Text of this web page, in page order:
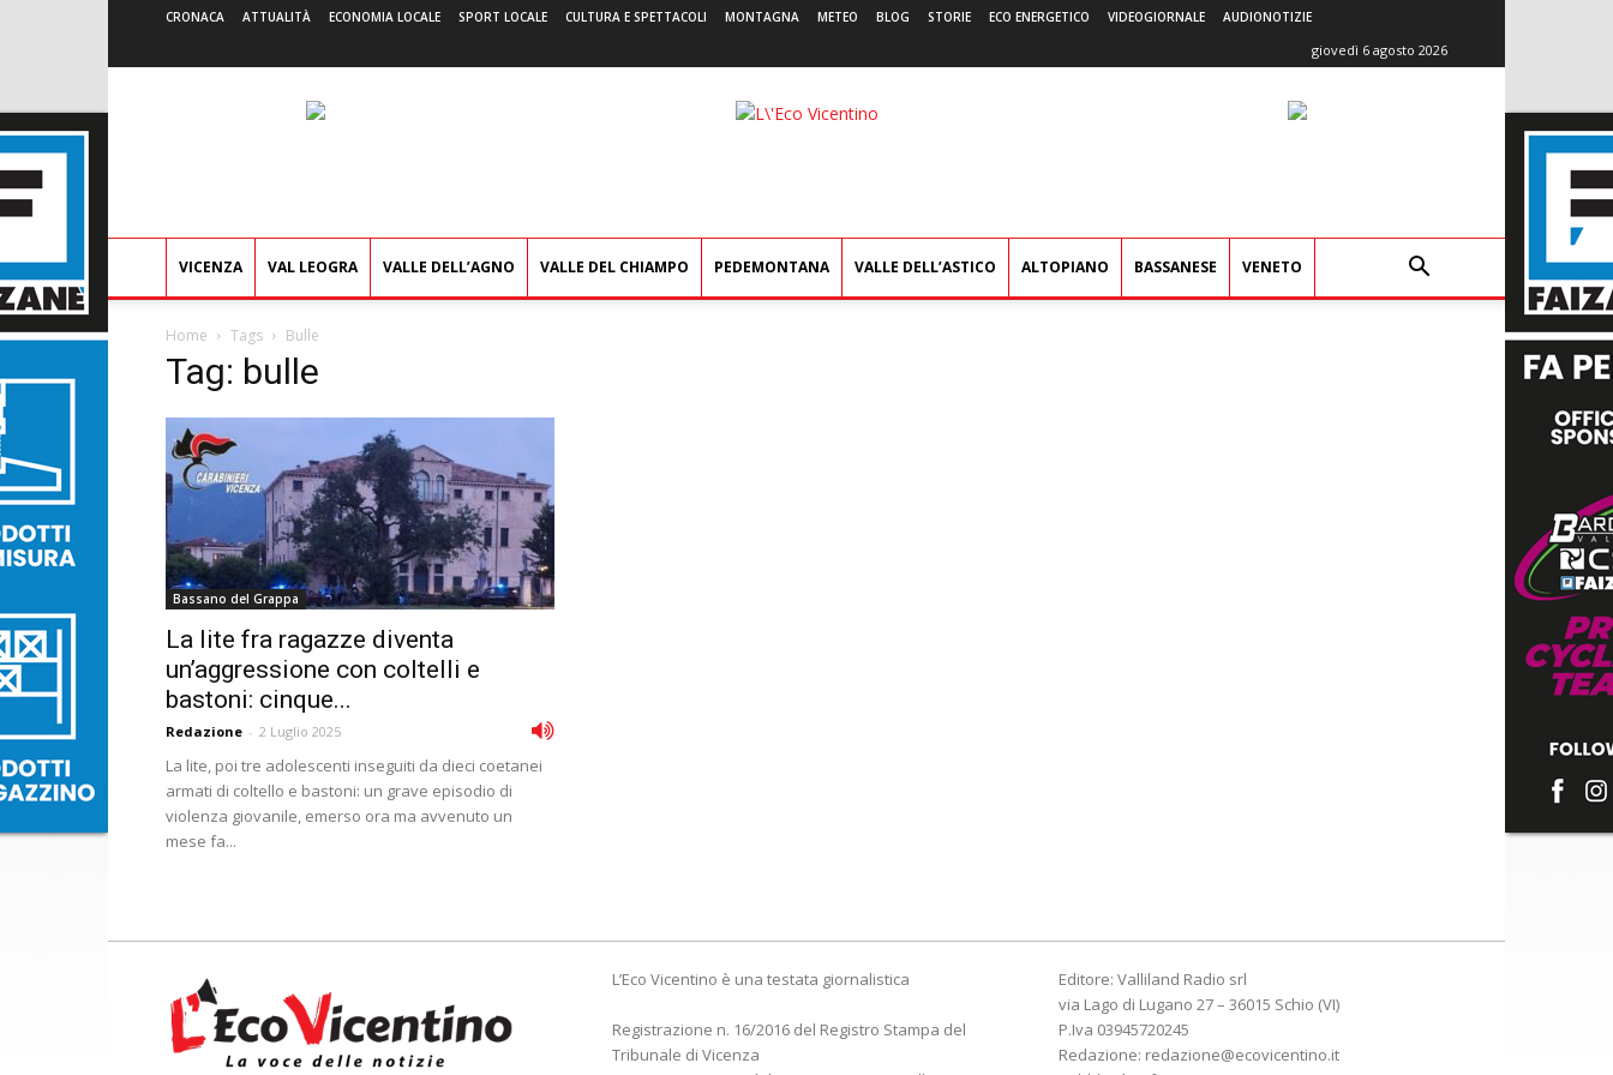
CRONACA ATTUALITÀ ECONOMIA LOCALE SPORT LOCALE CULTURA E SPETTACOLI MONTAGNA METEO BLOG STORIE ECO ENERGETICO VIDEOGIORNALE AUDIONOTIZIE
giovedì 6 agosto 2026
L'Eco
VICENZA VAL LEOGRA VALLE DELL’AGNO VALLE DEL CHIAMPO PEDEMONTANA VALLE DELL’ASTICO ALTOPIANO BASSANESE VENETO
Home Tags Bulle
Tag: bulle
Bassano del Grappa
La lite fra ragazze diventa
un’aggressione con coltelli e
bastoni: cinque...
Redazione - 2 Luglio 2025
La lite, poi tre adolescenti inseguiti da dieci coetanei
armati di coltello e bastoni: un grave episodio di
violenza giovanile, emerso ora ma avvenuto un
mese fa...
L’Eco Vicentino è una testata giornalistica
Registrazione n. 16/2016 del Registro Stampa del
Tribunale di Vicenza
Editore: Valliland Radio srl
via Lago di Lugano 27 – 36015 Schio (VI)
P.Iva 03945720245
Redazione: redazione@ecovicentino.it